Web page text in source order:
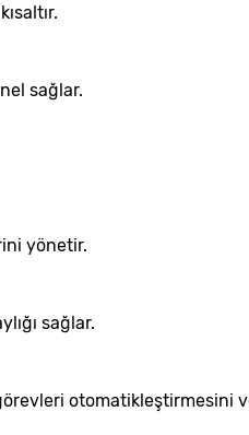
sağlar.
yönetir.
sağlar.
otomatikleştirmesini